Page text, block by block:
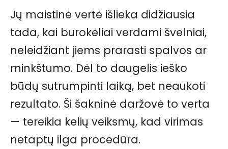
Jų maistinė vertė išlieka didžiausia
tada, kai burokėliai verdami švelniai,
neleidžiant jiems prarasti spalvos ar
minkštumo. Dėl to daugelis ieško
būdų sutrumpinti laiką, bet neaukoti
rezultato. Ši šakninė daržovė to verta
— tereikia kelių veiksmų, kad virimas
netaptų ilga procedūra.